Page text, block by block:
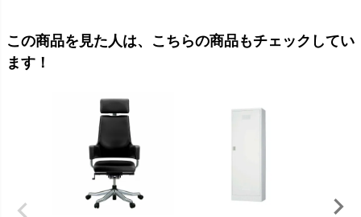
この商品を見た人は、こちらの商品もチェックしてい
ます！